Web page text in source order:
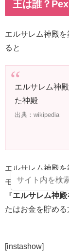
王は誰？
エルサレム神殿
ると
エルサレム神
た神殿
出典：wikipedia
エルサレム神殿
モンです。Pexポ
『エルサレム神
たはお金を貯める
[instashow]